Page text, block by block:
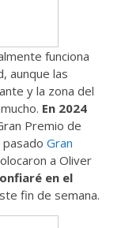
funciona
aunque las
y la zona del
En 2024
Premio de
Gran
a Oliver
en el
fin de semana.